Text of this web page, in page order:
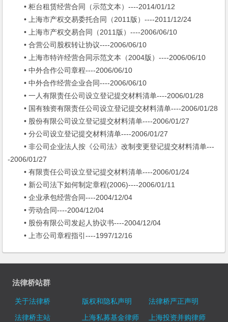
• 柜台租赁经营合同（示范文本）----2014/01/12
• 上海市产权交易委托合同（2011版）----2011/12/24
• 上海市产权交易合同（2011版）----2006/06/10
• 合营公司股权转让协议----2006/06/10
• 上海市特许经营合同示范文本（2004版）----2006/06/10
• 中外合作公司章程----2006/06/10
• 中外合作经营企业合同----2006/06/10
• 一人有限责任公司设立登记提交材料清单----2006/01/28
• 国有独资有限责任公司设立登记提交材料清单----2006/01/28
• 股份有限公司设立登记提交材料清单----2006/01/27
• 分公司设立登记提交材料清单----2006/01/27
• 非公司企业法人按《公司法》改制变更登记提交材料清单---
-2006/01/27
• 有限责任公司设立登记提交材料清单----2006/01/24
• 新公司法下如何制定章程(2006)----2006/01/11
• 企业承包经营合同----2004/12/04
• 劳动合同----2004/12/04
• 股份有限公司发起人协议书----2004/12/04
• 上市公司章程指引----1997/12/16
法律桥站群
关于法律桥 版权和隐私声明
法律桥严正声明
法律桥主站
上海私募基金律师
上海投资并购律师